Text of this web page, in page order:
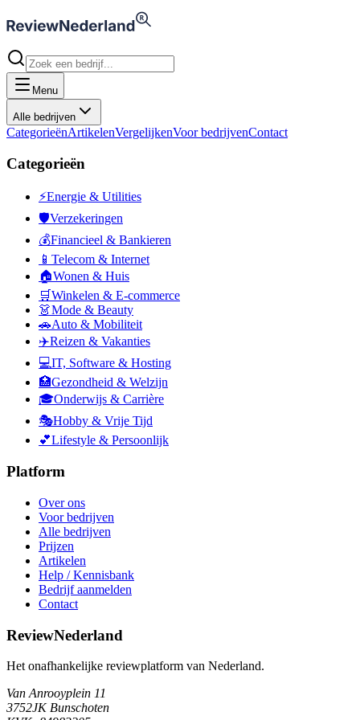
Menu
Alle bedrijven
CategorieënArtikelenVergelijkenVoor bedrijvenContact
Categorieën
⚡Energie & Utilities
🛡️Verzekeringen
💰Financieel & Bankieren
📱 Telecom & Internet
🏠Wonen & Huis
🛒Winkelen & E-commerce
👗Mode & Beauty
🚗Auto & Mobiliteit
✈️Reizen & Vakanties
💻IT, Software & Hosting
🏥Gezondheid & Welzijn
🎓Onderwijs & Carrière
🎭Hobby & Vrije Tijd
💕Lifestyle & Persoonlijk
Platform
Over ons
Voor bedrijven
Alle bedrijven
Prijzen
Artikelen
Help / Kennisbank
Bedrijf aanmelden
Contact
ReviewNederland
Het onafhankelijke reviewplatform van Nederland.
Van Anrooyplein 11
3752JK Bunschoten